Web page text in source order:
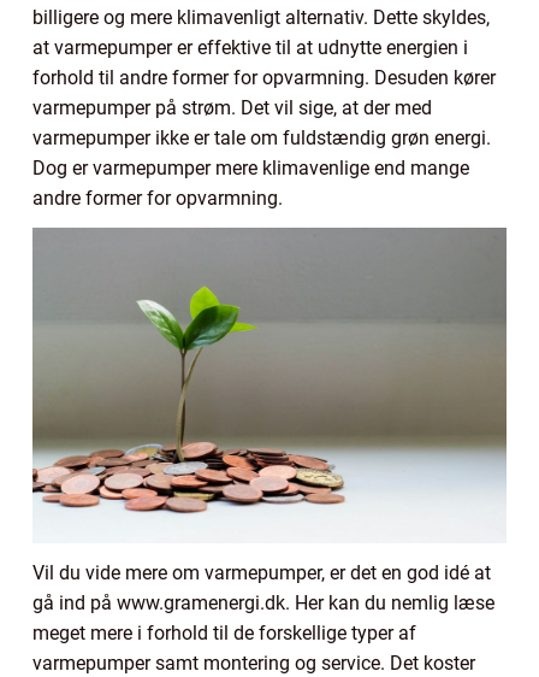
billigere og mere klimavenligt alternativ. Dette skyldes,
at varmepumper er effektive til at udnytte energien i
forhold til andre former for opvarmning. Desuden kører
varmepumper på strøm. Det vil sige, at der med
varmepumper ikke er tale om fuldstændig grøn energi.
Dog er varmepumper mere klimavenlige end mange
andre former for opvarmning.
Vil du vide mere om varmepumper, er det en god idé at
gå ind på www.gramenergi.dk. Her kan du nemlig læse
meget mere i forhold til de forskellige typer af
varmepumper samt montering og service. Det koster